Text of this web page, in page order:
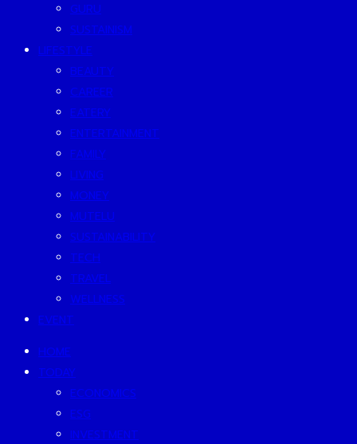
GURU
SUSTAINISM
LIFESTYLE
BEAUTY
CAREER
EATERY
ENTERTAINMENT
FAMILY
LIVING
MONEY
MUTELU
SUSTAINABILITY
TECH
TRAVEL
WELLNESS
EVENT
HOME
TODAY
ECONOMICS
ESG
INVESTMENT